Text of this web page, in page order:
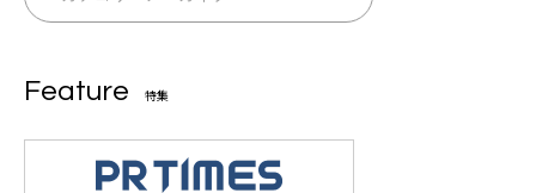
Feature 特集